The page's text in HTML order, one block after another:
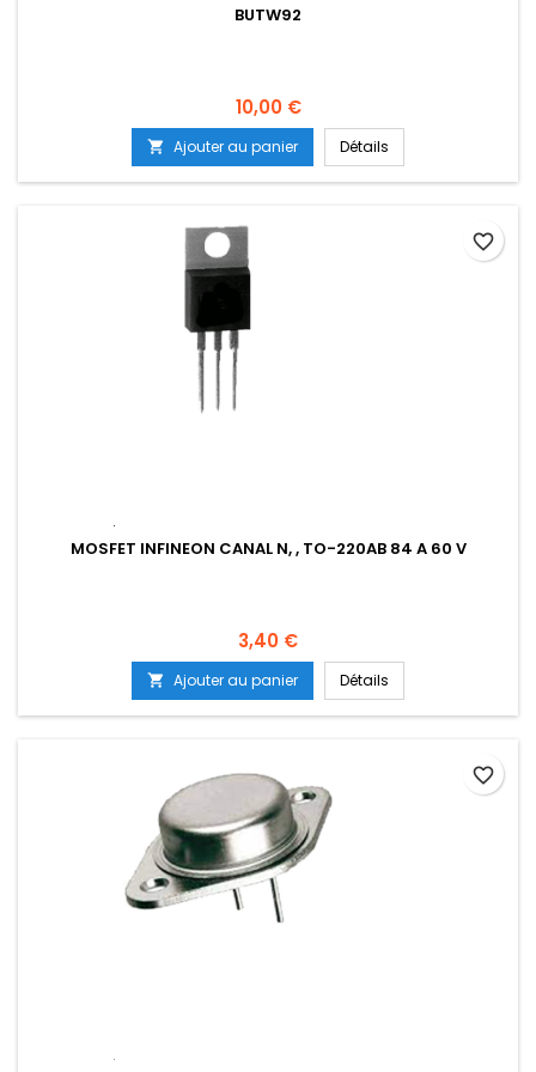
BUTW92
Prix
10,00 €
 Ajouter au panier Détails
MOSFET INFINEON CANAL N, , TO-220AB 84 A 60 V
Prix
3,40 €
 Ajouter au panier Détails
favorite_border
favorite_border